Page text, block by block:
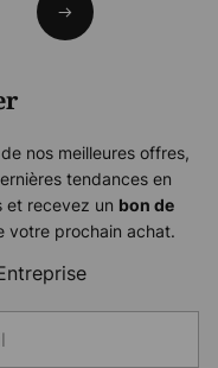
Suivant
nos meilleures offres,
tendances en
et recevez un bon de
votre prochain achat.